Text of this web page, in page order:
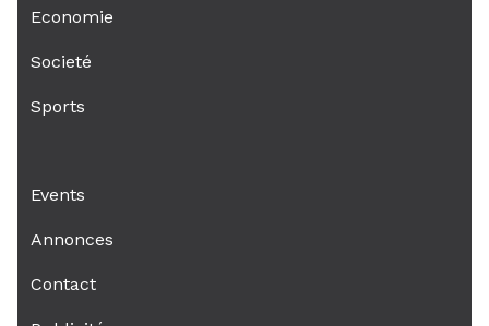
Economie
Societé
Sports
Events
Annonces
Contact